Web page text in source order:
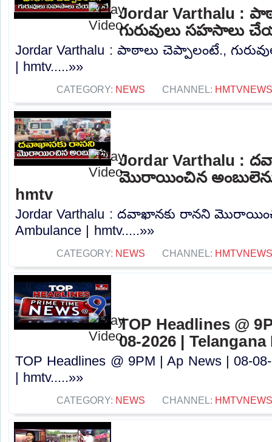
Jordar Varthalu :
గురువులు సహసాలు
Jordar Varthalu : పాఠాలు చెప్పాలంటే.,
| hmtv.....»»
CATEGORY: NEWS CHANNEL: HMTVNEWS
Jordar Varthalu :
మొరాయించిన
hmtv
Jordar Varthalu : దవాఖానకు రానని
Ambulance | hmtv.....»»
CATEGORY: NEWS CHANNEL: HMTVNEWS
TOP Headlines @
08-2026 |
TOP Headlines @ 9PM | Ap News | 08-
| hmtv.....»»
CATEGORY: NEWS CHANNEL: HMTVNEWS